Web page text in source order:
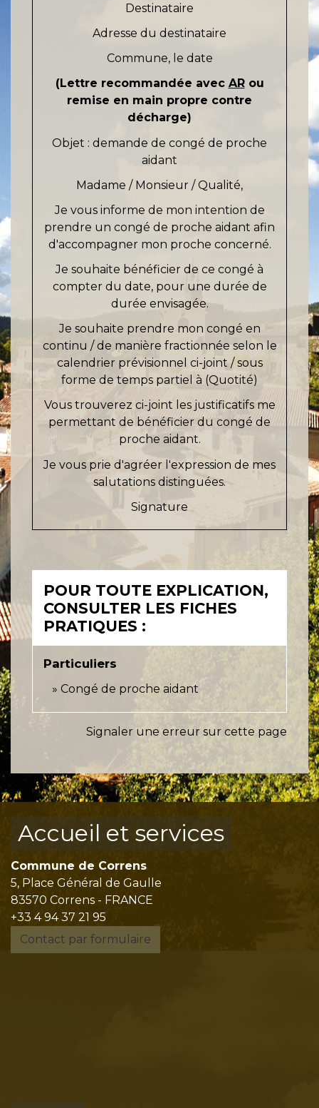
Destinataire
Adresse du destinataire
Commune, le date
(Lettre recommandée avec ARou
remise en main propre contre
décharge)
Objet : demande de congé de proche
aidant
Madame / Monsieur / Qualité,
Je vous informe de mon intention de
prendre un congé de proche aidant afin
d'accompagner mon proche concerné.
Je souhaite bénéficier de ce congé à
compter du date, pour une durée de
durée envisagée.
Je souhaite prendre mon congé en
continu / de manière fractionnée selon le
calendrier prévisionnel ci-joint / sous
forme de temps partiel à (Quotité)
Vous trouverez ci-joint les justificatifs me
permettant de bénéficier du congé de
proche aidant.
Je vous prie d'agréer l'expression de mes
salutations distinguées.
Signature
POUR TOUTE EXPLICATION,
CONSULTER LES FICHES
PRATIQUES :
Particuliers
Congé de proche aidant
Signaler une erreur sur cette page
Accueil et services
Commune de Correns
5, Place Général de Gaulle
83570 Correns - FRANCE
+33 4 94 37 21 95
Contact par formulaire